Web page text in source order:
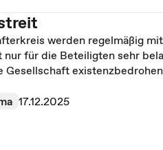
werden regelmäßig
für die Beteiligten sehr
Gesellschaft
17.12.2025